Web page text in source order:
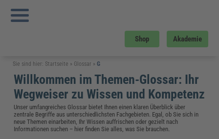
Shop Akademie
Sie sind hier: Startseite » Glossar »G
Willkommen im Themen-Glossar: Ihr
Wegweiser zu Wissen und Kompetenz
Unser umfangreiches Glossar bietet Ihnen einen klaren Überblick über
zentrale Begriffe aus unterschiedlichsten Fachgebieten. Egal, ob Sie sich in
neue Themen einarbeiten, Ihr Wissen auffrischen oder gezielt nach
Informationen suchen – hier finden Sie alles, was Sie brauchen.